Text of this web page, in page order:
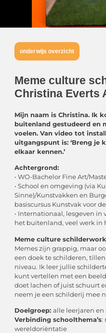
onderwijs overzicht
Meme culture
Christina Everts
Mijn naam is Christina. Ik
buitenland gestudeerd en
voelen. Van video tot
uitgangspunt is: ‘Breng
elkaar kennen.’
Achtergrond:
• WO-Bachelor Fine Art/
• School en omgeving (via
Sinne)/Kunstvakken en
basiscursus Kunstvak voor
• Internationaal, lesgeven
het buitenland, veel werk in
Meme culture
Memes zijn grappig, maar
een doek te schilderen,
niveau. Ik leer jullie
kunt vertellen met een
doet lachen of juist schuurt
neem je een schilderij mee
Doelgroep: alle leerjaren en
Verbinding schoolthema’s:
wereldoriëntatie